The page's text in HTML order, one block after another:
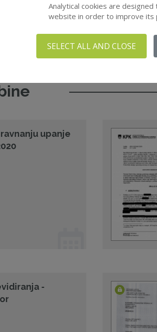
upanje
-
Analytical cookies are
website in order to improve its
SELECT ALL AND CLOSE